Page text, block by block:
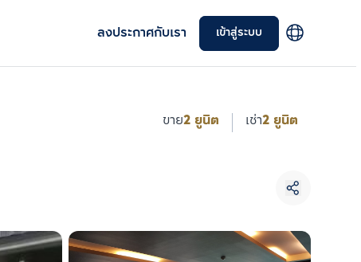
ลงประกาศกับเรา เข้าสู่ระบบ
ขาย2 ยูนิต เช่า2 ยูนิต
เลือกยูนิตเพื่อเปรียบเทียบ
เลือกได้สูงสุด 3 รายการ